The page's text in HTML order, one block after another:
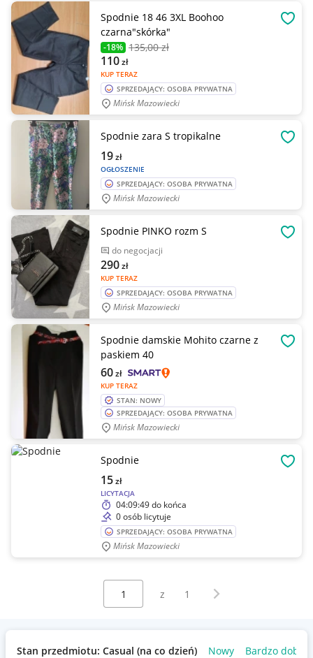
Spodnie 18 46 3XL Boohoo
czarna"skórka"
-18% 135,00 zł
KUP TERAZ
110zł
SPRZEDAJĄCY: OSOBA PRYWATNA
Mińsk Mazowiecki
Spodnie zara S tropikalne
OGŁOSZENIE
19zł
SPRZEDAJĄCY: OSOBA PRYWATNA
Mińsk Mazowiecki
Spodnie PINKO rozm S
do negocjacji
KUP TERAZ
290zł
SPRZEDAJĄCY: OSOBA PRYWATNA
Mińsk Mazowiecki
Spodnie damskie Mohito czarne z
paskiem 40
KUP TERAZ
60zł
STAN: NOWY
SPRZEDAJĄCY: OSOBA PRYWATNA
Mińsk Mazowiecki
Spodnie
LICYTACJA
15zł
04:09:49do końca
0 osób licytuje
SPRZEDAJĄCY: OSOBA PRYWATNA
Mińsk Mazowiecki
Wybierz stronę:
z 1 Następna strona
Stan przedmiotu: Casual (na co dzień) Nowy Bardzo dobry